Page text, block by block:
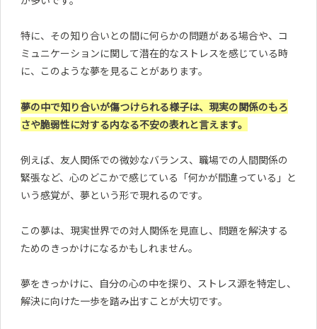
特に、その知り合いとの間に何らかの問題がある場合や、コ
ミュニケーションに関して潜在的なストレスを感じている時
に、このような夢を見ることがあります。
夢の中で知り合いが傷つけられる様子は、現実の関係のもろ
さや脆弱性に対する内なる不安の表れと言えます。
例えば、友人関係での微妙なバランス、職場での人間関係の
緊張など、心のどこかで感じている「何かが間違っている」と
いう感覚が、夢という形で現れるのです。
この夢は、現実世界での対人関係を見直し、問題を解決する
ためのきっかけになるかもしれません。
夢をきっかけに、自分の心の中を探り、ストレス源を特定し、
解決に向けた一歩を踏み出すことが大切です。